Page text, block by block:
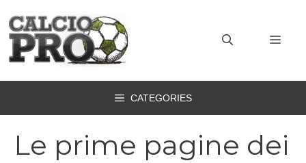
contenuto
CATEGORIES
Le prime pagine dei